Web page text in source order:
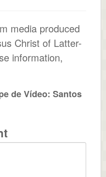
media produced
Christ of Latter-
information,
de Vídeo: Santos